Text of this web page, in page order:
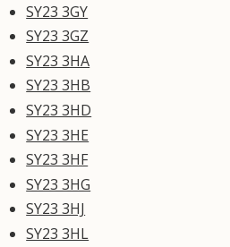
SY23 3GY
SY23 3GZ
SY23 3HA
SY23 3HB
SY23 3HD
SY23 3HE
SY23 3HF
SY23 3HG
SY23 3HJ
SY23 3HL